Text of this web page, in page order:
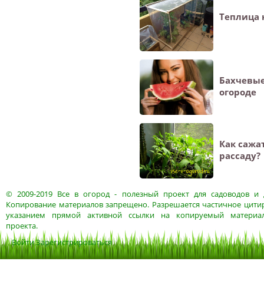
Теплица
огороде
Как
рассаду?
© 2009-2019 Все в огород- полезный проект для садоводов и
Копирование материалов запрещено. Разрешается частичное
указанием прямой активной ссылки на копируемый
проекта.
ВойтиЗарегистрироваться